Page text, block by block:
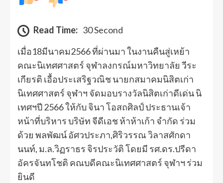
Read Time: 30 Second
เมื่อ18มีนาคม2566 ที่ผ่านมา ในงานคืนสู่เหย้า
คณะนิเทศศาสตร์ จุฬาลงกรณ์มหาวิทยาลัย วีระ
เกียรติ เอื้อประเสริฐวณิช นายกสมาคมนิสิตเก่า
นิเทศศาสตร์ จุฬาฯ จัดมอบรางวัลนิสิตเก่าดีเด่น นิ
เทศฯปี 2566 ให้กับ จินา โอสถศิลป์ ประธานเจ้า
หน้าที่บริหาร บริษัท จีดีเอช ห้าห้าเก้า จำกัด ร่วม
ด้วย พลพัฒน์ อัศวประภา,ศิริวรรณ วิลาสศักดา
นนท์, ม.ล.วิฏราธร จิรประวัติ โดยมี รศ.ดร.ปรีดา
อัครจันทโชติ คณบดีคณะนิเทศศาสตร์ จุฬาฯ ร่วม
ยินดี